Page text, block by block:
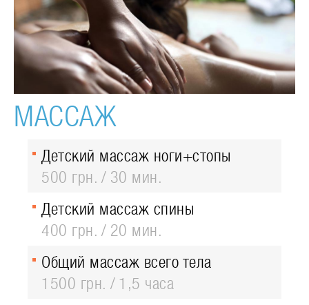
МАССАЖ
Детский массаж ноги+стопы
500 грн.
30 мин.
Детский массаж спины
400 грн.
20 мин.
Общий массаж всего тела
1500 грн.
1,5 часа